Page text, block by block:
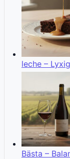
leche –
Bästa –